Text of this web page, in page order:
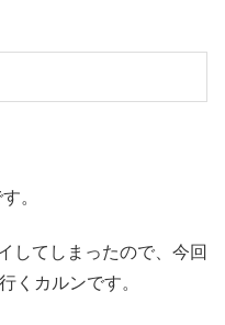
。
してしまったので、今回
くカルンです。